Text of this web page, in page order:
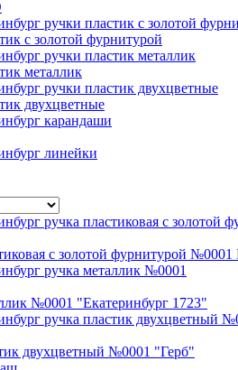
с золотой фурнитурой
металлик
двухцветные
с золотой фурнитурой №0001
№0001 "Екатеринбург 1723"
двухцветный №0001 "Герб"